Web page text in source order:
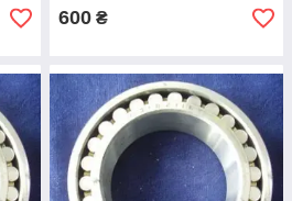
600 ₴